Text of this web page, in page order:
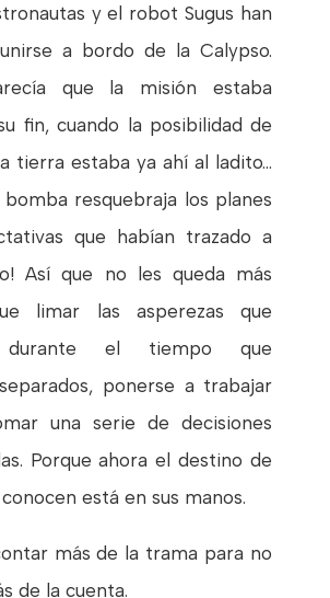
y el robot Sugus han
a bordo de la Calypso.
que la misión estaba
fin, cuando la posibilidad de
tierra estaba ya ahí al ladito…
bomba resquebraja los planes
que habían trazado a
Así que no les queda más
limar las asperezas que
durante el tiempo que
ponerse a trabajar
una serie de decisiones
Porque ahora el destino de
está en sus manos.
más de la trama para no
de la cuenta.